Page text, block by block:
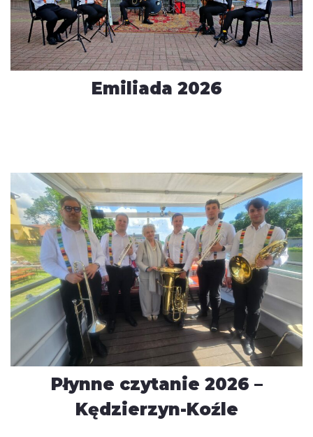
Emiliada 2026
Płynne czytanie 2026 –
Kędzierzyn-Koźle